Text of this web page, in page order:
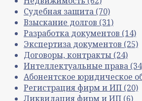
Судебная защита (70)
Взыскание долгов (31)
Разработка документов (14)
Экспертиза документов (25)
Договоры, контракты (24)
Интеллектуальные права
Абонентское юридическое
Регистрация фирм и ИП (20)
Ликвидация фирм и ИП (6)